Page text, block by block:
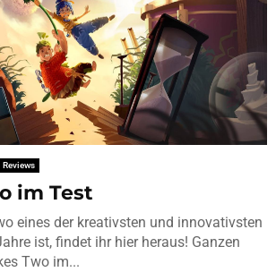
Reviews
im Test
eines der kreativsten und innovativsten
ist, findet ihr hier heraus! Ganzen
Two im...